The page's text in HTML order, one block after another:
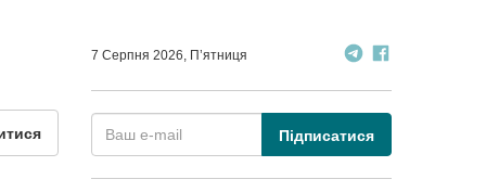
7 Серпня 2026, П’ятниця
Підписатися